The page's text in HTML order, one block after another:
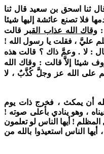
ثنا اسحق بن سعيد قال ثنا
فلا تصنع عائشة إليها شيئا
وقاك الله عذاب القبر
قالت
عليَّ ، فقلت يا رسول الله !
: لا . وعمَّ ذاك ؟ قالت هذه
شيئا إلاَّ قالت : وقاك الله
على الله عز وجلَّ كُذَّبٌ ، لا
أن يمكث ، فخرج ذات يوم
، وهو ينادي بأعلى صوته !
! أيها الناس لو تعلمون
أيها الناس استعيذوا بالله من